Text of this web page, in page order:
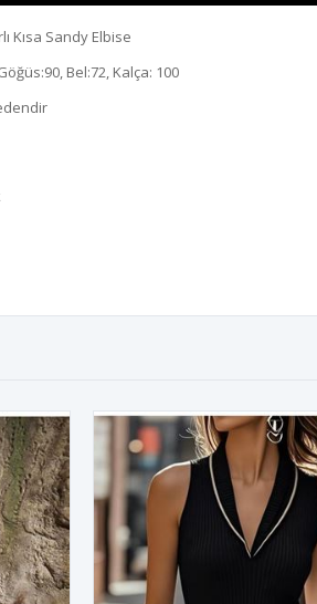
Kısa Sandy Elbise
Bel:72, Kalça: 100